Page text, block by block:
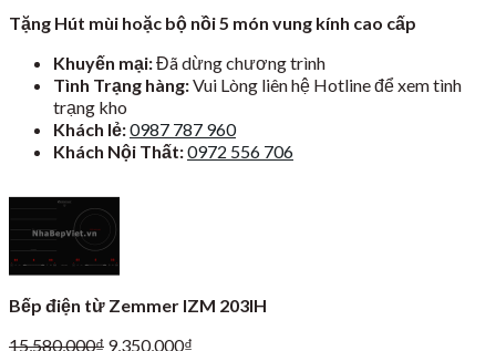
là:
tại
9,350,000₫.
Tặng Hút mùi hoặc bộ nồi 5 món vung kính cao cấp
Khuyến mại:Đã dừng chương trình
Tình Trạng hàng:Vui Lòng liên hệ Hotline để xem tình
trạng kho
Khách lẻ:0987 787 960
Khách Nội Thất:0972 556 706
Bếp điện từ Zemmer IZM 203IH
15,580,000₫ Giá
9,350,000₫